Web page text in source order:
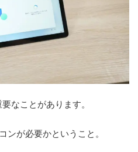
なことがあります。
ンが必要かということ。